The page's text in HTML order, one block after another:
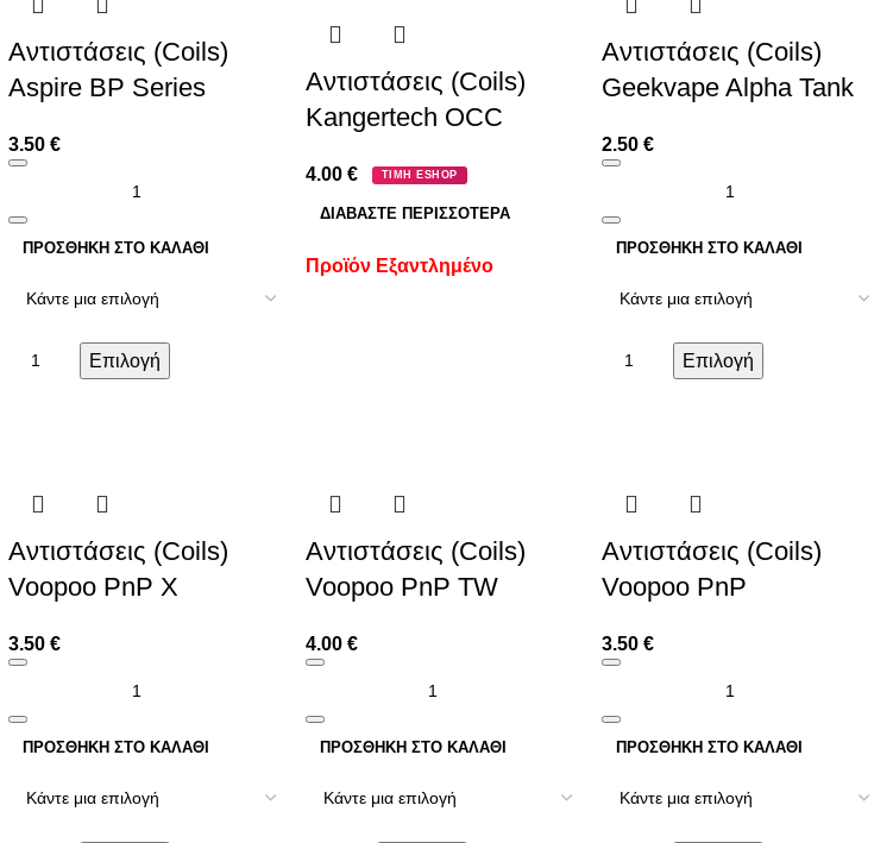
Αντιστάσεις (Coils)
Aspire BP Series
3.50€
ΠΡΟΣΘΉΚΗ ΣΤΟ ΚΑΛΆΘΙ
Επιλογή
Αντιστάσεις (Coils)
Kangertech OCC
4.00 € ΤΙΜΗ ESHOP
ΔΙΑΒΆΣΤΕ ΠΕΡΙΣΣΌΤΕΡΑ
Προϊόν Εξαντλημένο
Αντιστάσεις (Coils)
Geekvape Alpha Tank
2.50€
ΠΡΟΣΘΉΚΗ ΣΤΟ ΚΑΛΆΘΙ
Επιλογή
Αντιστάσεις (Coils)
Voopoo PnP X
3.50€
ΠΡΟΣΘΉΚΗ ΣΤΟ ΚΑΛΆΘΙ
Αντιστάσεις (Coils)
Voopoo PnP TW
4.00 €
ΠΡΟΣΘΉΚΗ ΣΤΟ ΚΑΛΆΘΙ
Αντιστάσεις (Coils)
Voopoo PnP
3.50€
ΠΡΟΣΘΉΚΗ ΣΤΟ ΚΑΛΆΘΙ